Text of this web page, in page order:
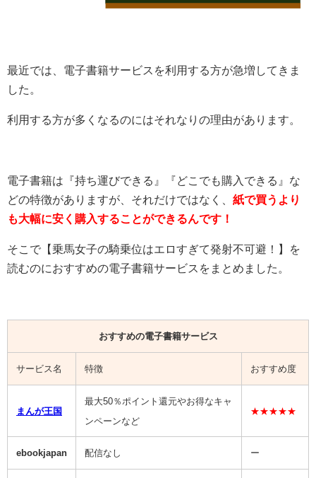
最近では、電子書籍サービスを利用する方が急増してきま
した。
利用する方が多くなるのにはそれなりの理由があります。
電子書籍は『持ち運びできる』『どこでも購入できる』な
どの特徴がありますが、それだけではなく、 紙で買うより
も大幅に安く購入することができるんです！
そこで【乗馬女子の騎乗位はエロすぎて発射不可避！】を
読むのにおすすめの電子書籍サービスをまとめました。
おすすめの電子書籍サービス
サービス名 特徴 おすすめ度
まんが王国
最大50％ポイント還元やお得なキャ
ンペーンなど
★★★★★
ebookjapan 配信なし ー